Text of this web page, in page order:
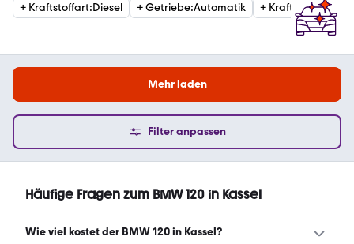
+ Kraftstoffart:Diesel +Getriebe:Automatik + Kraftstoffart:
Mehr laden
Filter anpassen
Häufige Fragen zum BMW 120 in Kassel
Wie viel kostet der BMW 120 in Kassel?